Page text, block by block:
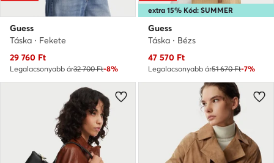
Guess
Táska · Fekete
Aktuális ár
29 760 Ft
Legalacsonyabb ár32 700 Ft-8%
extra 15% Kód: SUMMER
Guess
Táska · Bézs
Aktuális ár
47 570 Ft
Legalacsonyabb ár51 670 Ft-7%